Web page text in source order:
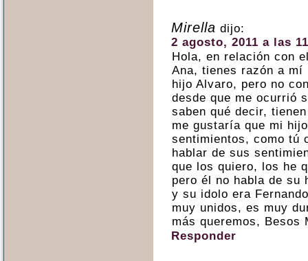
Mirella dijo:
2 agosto, 2011 a las
Hola, en relación con
Ana, tienes razón a mí
hijo Alvaro, pero no
desde que me ocurrió
saben qué decir,
me gustaría que mi
sentimientos, como tú
hablar de sus
que los quiero, los he
pero él no habla de su
y su idolo era
muy unidos, es muy
más queremos, Besos
Responder